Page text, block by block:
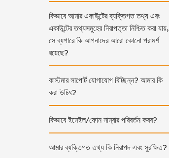
কিভাবে আমার একাউন্টের ব্যক্তিগত তথ্য এবং
একাউন্টের তথ্যসমুহের নিরাপত্তা নিশ্চিত করা যায়,
সে ব্যপারে কি আপনাদের আরো কোনো পরামর্শ
রয়েছে?
কাস্টমার সাপোর্ট যোগাযোগ বিচ্ছিন্ন? আমার কি
করা উচিৎ?
কিভাবে ইমেইল/ফোন নাম্বার পরিবর্তন করব?
আমার ব্যক্তিগত তথ্য কি নিরাপদ এবং সুরক্ষিত?